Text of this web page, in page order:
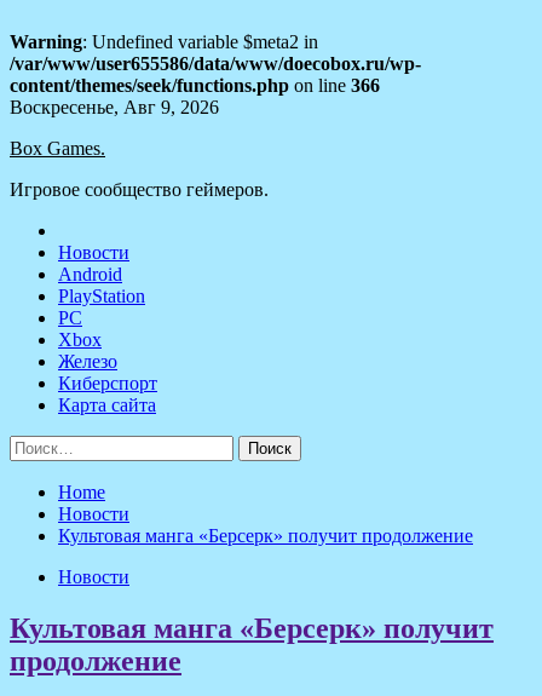
Warning: Undefined variable $meta2 in
/var/www/user655586/data/www/doecobox.ru/wp-
content/themes/seek/functions.php on line 366
Skip
content
Воскресенье, Авг 9, 2026
Box Games.
Игровое сообщество геймеров.
Новости
Android
PlayStation
PC
Xbox
Железо
Киберспорт
Карта сайта
Найти:
Home
Новости
Культовая манга «Берсерк» получит продолжение
Новости
Культовая манга «Берсерк» получит
продолжение